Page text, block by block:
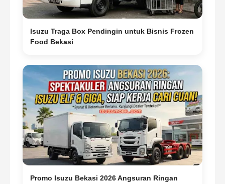
Isuzu Traga Box Pendingin untuk Bisnis Frozen
Food Bekasi
Promo Isuzu Bekasi 2026 Angsuran Ringan